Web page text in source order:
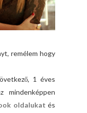
remélem hogy
1 éves
mindenképpen
oldalukat és